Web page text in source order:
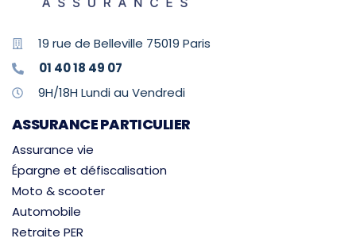
19 rue de Belleville 75019 Paris
01 40 18 49 07
9H/18H Lundi au Vendredi
ASSURANCE PARTICULIER
Assurance vie
Épargne et défiscalisation
Moto & scooter
Automobile
Retraite PER